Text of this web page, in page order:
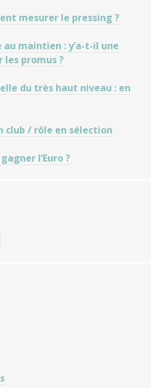
mesurer le pressing ?
au maintien : y’a-t-il une
promus ?
du très haut niveau : en
club / rôle en sélection
l’Euro ?